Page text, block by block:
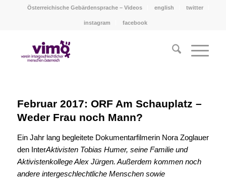
Österreichische Gebärdensprache – Videos english twitter
instagram facebook
Februar 2017: ORF Am Schauplatz –
Weder Frau noch Mann?
Ein Jahr lang begleitete Dokumentarfilmerin Nora Zoglauer
den InterAktivisten Tobias Humer, seine Familie und
Aktivistenkollege Alex Jürgen. Außerdem kommen noch
andere intergeschlechtliche Menschen sowie